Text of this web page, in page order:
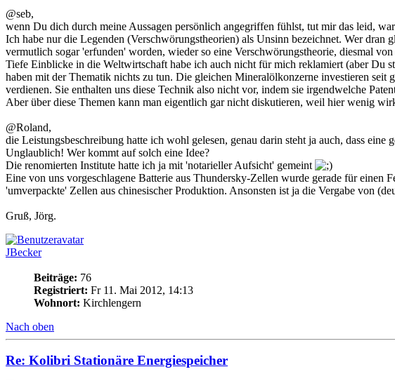
@seb,
wenn Du dich durch meine Aussagen persönlich angegriffen fühlst, tut mir das leid,
Ich habe nur die Legenden (Verschwörungstheorien) als Unsinn bezeichnet. Wer
vermutlich sogar 'erfunden' worden, wieder so eine Verschwörungstheorie, diesmal
Tiefe Einblicke in die Weltwirtschaft habe ich auch nicht für mich reklamiert (aber Du
haben mit der Thematik nichts zu tun. Die gleichen Mineralölkonzerne investieren
verdienen. Sie enthalten uns diese Technik also nicht vor, indem sie irgendwelche
Aber über diese Themen kann man eigentlich gar nicht diskutieren, weil hier wenig
@Roland,
die Leistungsbeschreibung hatte ich wohl gelesen, genau darin steht ja auch, dass
Unglaublich! Wer kommt auf solch eine Idee?
Die renomierten Institute hatte ich ja mit 'notarieller Aufsicht' gemeint
Eine von uns vorgeschlagene Batterie aus Thundersky-Zellen wurde gerade für
'umverpackte' Zellen aus chinesischer Produktion. Ansonsten ist ja die Vergabe von
Gruß, Jörg.
JBecker
Beiträge: 76
Registriert: Fr 11. Mai 2012, 14:13
Wohnort: Kirchlengern
Nach oben
Re: Kolibri Stationäre Energiespeicher